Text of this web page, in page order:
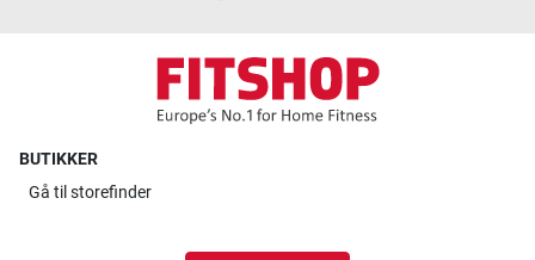
BUTIKKER
Gå til storefinder